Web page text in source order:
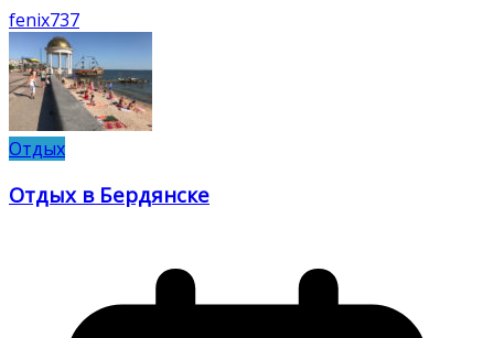
fenix737
Отдых
Отдых в Бердянске